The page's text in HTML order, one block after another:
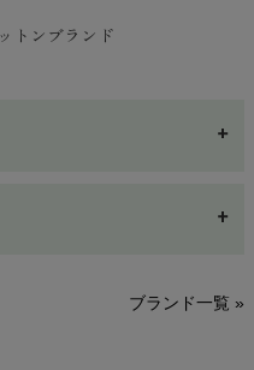
トンブランド
ブランド一覧 »